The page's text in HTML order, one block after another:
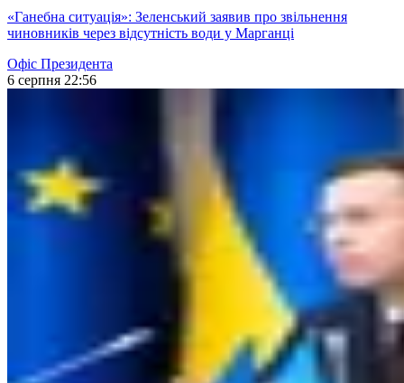
«Ганебна ситуація»: Зеленський заявив про звільнення
чиновників через відсутність води у Марганці
Офіс Президента
6 серпня 22:56